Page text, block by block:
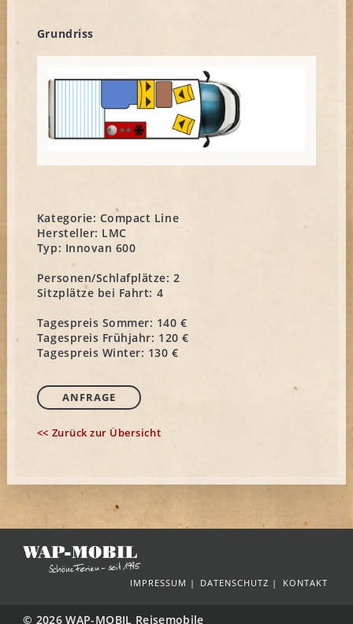
Grundriss
Kategorie: Compact Line
Hersteller: LMC
Typ: Innovan 600
Personen/Schlafplätze:2
Sitzplätze bei Fahrt: 4
Tagespreis Sommer: 140 €
Tagespreis Frühjahr: 120 €
Tagespreis Winter: 130 €
ANFRAGE
<< Zurück zur Übersicht
IMPRESSUM DATENSCHUTZ KONTAKT
© 2026 WAP-MOBIL Reisemobile